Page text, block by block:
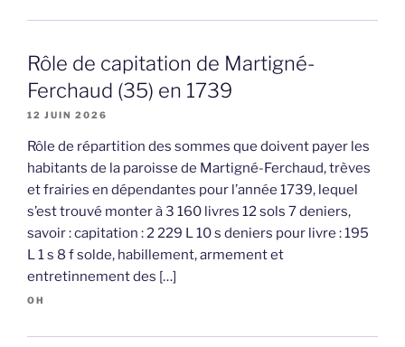
Rôle de capitation de Martigné-
Ferchaud (35) en 1739
12 JUIN 2026
Rôle de répartition des sommes que doivent payer les
habitants de la paroisse de Martigné-Ferchaud, trèves
et frairies en dépendantes pour l’année 1739, lequel
s’est trouvé monter à 3 160 livres 12 sols 7 deniers,
savoir : capitation : 2 229 L 10 s deniers pour livre : 195
L 1 s 8 f solde, habillement, armement et
entretinnement des […]
OH